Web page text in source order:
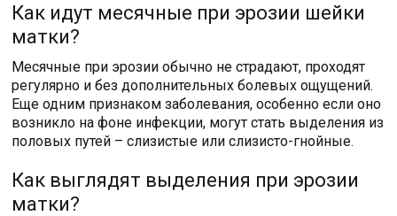
Как идут месячные при эрозии шейки
матки?
Месячные при эрозии обычно не страдают, проходят
регулярно и без дополнительных болевых ощущений.
Еще одним признаком заболевания, особенно если оно
возникло на фоне инфекции, могут стать выделения из
половых путей – слизистые или слизисто-гнойные.
Как выглядят выделения при эрозии
матки?